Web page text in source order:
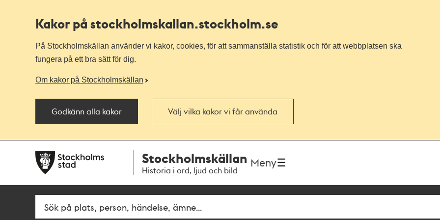
Kakor på stockholmskallan.stockholm.se
På Stockholmskällan använder vi kakor, cookies, för att sammanställa statistik och för att webbplatsen ska
fungera på ett bra sätt för dig.
Om kakor på Stockholmskällan
Godkänn alla kakor Välj vilka kakor vi får använda
navigationen
huvudinnehållet
Stockholmskällan
Historia i ord, ljud och bild
Meny
SökFritextsök